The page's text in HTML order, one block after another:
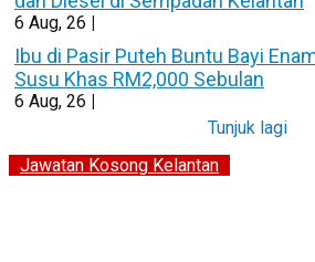
6 Aug, 26 |
Ibu di Pasir Puteh Buntu Bayi
Susu Khas RM2,000 Sebulan
6 Aug, 26 |
Tunjuk lagi
Jawatan Kosong Kelantan